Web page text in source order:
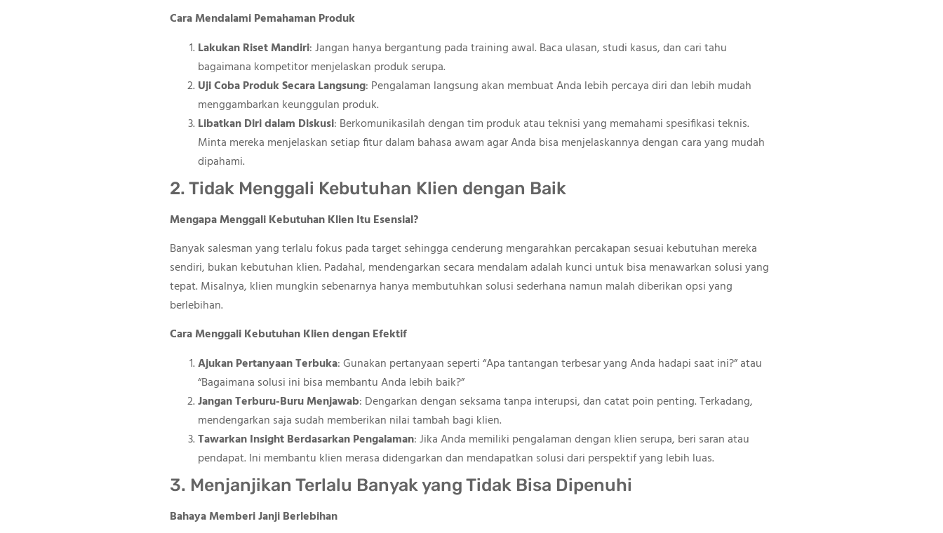
Cara Mendalami Pemahaman Produk
Lakukan Riset Mandiri: Jangan hanya bergantung pada training awal. Baca ulasan, studi kasus, dan cari tahu
bagaimana kompetitor menjelaskan produk serupa.
Uji Coba Produk Secara Langsung: Pengalaman langsung akan membuat Anda lebih percaya diri dan lebih mudah
menggambarkan keunggulan produk.
Libatkan Diri dalam Diskusi: Berkomunikasilah dengan tim produk atau teknisi yang memahami spesifikasi teknis.
Minta mereka menjelaskan setiap fitur dalam bahasa awam agar Anda bisa menjelaskannya dengan cara yang mudah
dipahami.
2. Tidak Menggali Kebutuhan Klien dengan Baik
Mengapa Menggali Kebutuhan Klien Itu Esensial?
Banyak salesman yang terlalu fokus pada target sehingga cenderung mengarahkan percakapan sesuai kebutuhan mereka
sendiri, bukan kebutuhan klien. Padahal, mendengarkan secara mendalam adalah kunci untuk bisa menawarkan solusi yang
tepat. Misalnya, klien mungkin sebenarnya hanya membutuhkan solusi sederhana namun malah diberikan opsi yang
berlebihan.
Cara Menggali Kebutuhan Klien dengan Efektif
Ajukan Pertanyaan Terbuka: Gunakan pertanyaan seperti “Apa tantangan terbesar yang Anda hadapi saat ini?” atau
“Bagaimana solusi ini bisa membantu Anda lebih baik?”
Jangan Terburu-Buru Menjawab: Dengarkan dengan seksama tanpa interupsi, dan catat poin penting. Terkadang,
mendengarkan saja sudah memberikan nilai tambah bagi klien.
Tawarkan Insight Berdasarkan Pengalaman: Jika Anda memiliki pengalaman dengan klien serupa, beri saran atau
pendapat. Ini membantu klien merasa didengarkan dan mendapatkan solusi dari perspektif yang lebih luas.
3. Menjanjikan Terlalu Banyak yang Tidak Bisa Dipenuhi
Bahaya Memberi Janji Berlebihan